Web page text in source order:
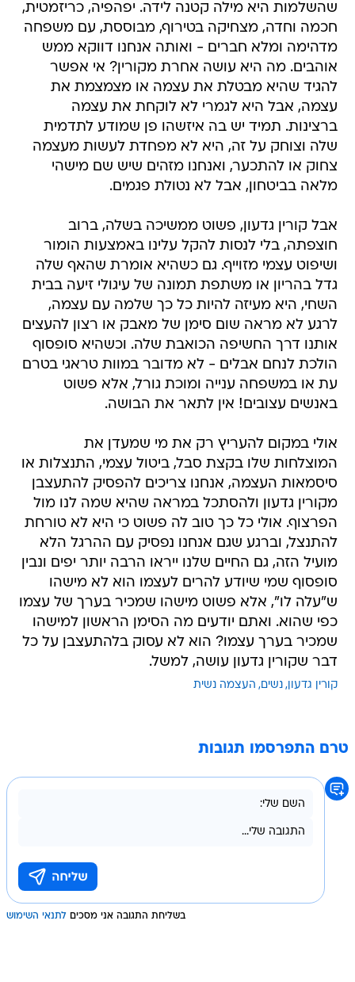
שהשלמות היא מילה קטנה לידה. יפהפיה, כריזמטית,
חכמה וחדה, מצחיקה בטירוף, מבוססת, עם משפחה
מדהימה ומלא חברים - ואותה אנחנו דווקא ממש
אוהבים. מה היא עושה אחרת מקורין? אי אפשר
להגיד שהיא מבטלת את עצמה או מצמצמת את
עצמה, אבל היא לגמרי לא לוקחת את עצמה
ברצינות. תמיד יש בה איזשהו פן שמודע לתדמית
שלה וצוחק על זה, היא לא מפחדת לעשות מעצמה
צחוק או להתכער, ואנחנו מזהים שיש שם מישהי
מלאה בביטחון, אבל לא נטולת פגמים.
אבל קורין גדעון, פשוט ממשיכה בשלה, ברוב
חוצפתה, בלי לנסות להקל עלינו באמצעות הומור
ושיפוט עצמי מזוייף. גם כשהיא אומרת שהאף שלה
גדל בהריון או משתפת תמונה של עיגולי זיעה בבית
השחי, היא מעיזה להיות כל כך שלמה עם עצמה,
לרגע לא מראה שום סימן של מאבק או רצון להעצים
אותנו דרך החשיפה הכואבת שלה. וכשהיא סופסוף
הולכת לנחם אבלים - לא מדובר במוות טראגי בטרם
עת או במשפחה ענייה ומוכת גורל, אלא פשוט
באנשים עצובים! אין לתאר את הבושה.
אולי במקום להעריץ רק את מי שמעדן את
המוצלחות שלו בקצת סבל, ביטול עצמי, התנצלות או
סיסמאות העצמה, אנחנו צריכים להפסיק להתעצבן
מקורין גדעון ולהסתכל במראה שהיא שמה לנו מול
הפרצוף. אולי כל כך טוב לה פשוט כי היא לא טורחת
להתנצל, וברגע שגם אנחנו נפסיק עם ההרגל הלא
מועיל הזה, גם החיים שלנו ייראו הרבה יותר יפים ונבין
סופסוף שמי שיודע להרים לעצמו הוא לא מישהו
ש"עלה לו", אלא פשוט מישהו שמכיר בערך של עצמו
כפי שהוא. ואתם יודעים מה הסימן הראשון למישהו
שמכיר בערך עצמו? הוא לא עסוק בלהתעצבן על כל
דבר שקורין גדעון עושה, למשל.
קורין גדעון נשים העצמה נשית
טרם התפרסמו תגובות
בשליחת התגובה אני מסכים לתנאי השימוש